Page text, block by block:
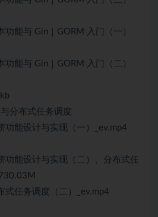
能与 Gin｜GORM 入门（一）
能与 Gin｜GORM 入门（二）
分布式任务调度
功能设计与实现（一）_ev.mp4
功能设计与实现（二）、分布式任
式任务调度（二）_ev.mp4